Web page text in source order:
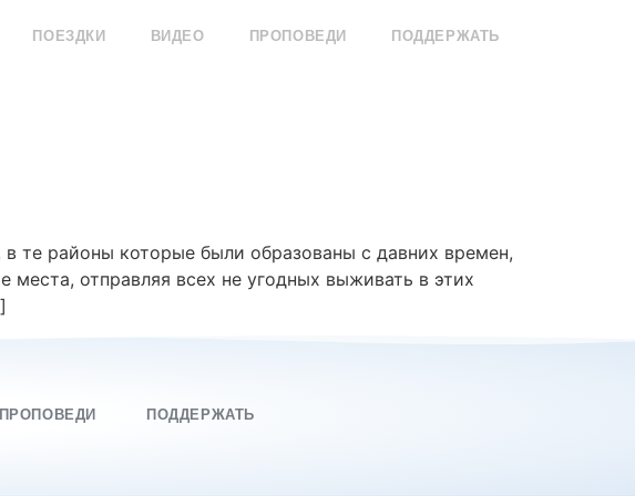
ПОЕЗДКИ ВИДЕО ПРОПОВЕДИ ПОДДЕРЖАТЬ
те районы которые были образованы с давних времен,
отправляя всех не угодных выживать в этих
ПРОПОВЕДИ ПОДДЕРЖАТЬ